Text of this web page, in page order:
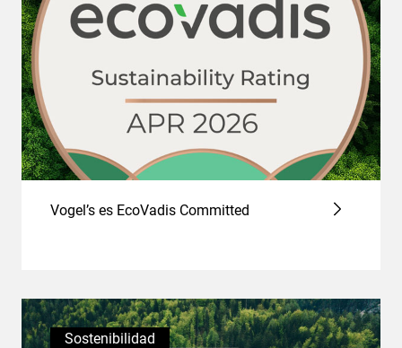
Vogel’s es EcoVadis Committed
Sostenibilidad